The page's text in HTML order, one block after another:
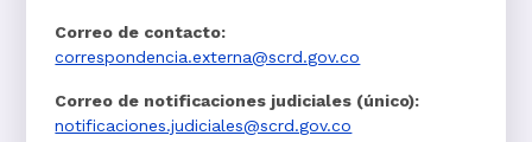
Correo de contacto:
correspondencia.externa@scrd.gov.co
Correo de notificaciones judiciales (único):
notificaciones.judiciales@scrd.gov.co